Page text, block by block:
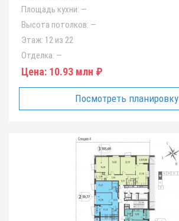
Площадь кухни: —
Высота потолков: —
Этаж: 12 из 22
Отделка: —
Цена: 10.93 млн ₽
Посмотреть планировку